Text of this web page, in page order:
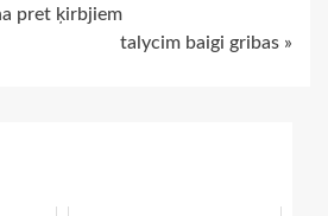
pret ķirbjiem
talycim baigi gribas »